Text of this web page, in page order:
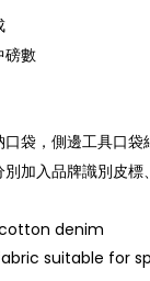
磅數
袋，側邊工具口袋
加入品牌識別皮標
denim
suitable for